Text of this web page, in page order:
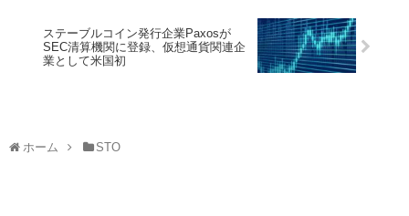
ステーブルコイン発行企業Paxosが
SEC清算機関に登録、仮想通貨関連企
業として米国初
ホーム STO